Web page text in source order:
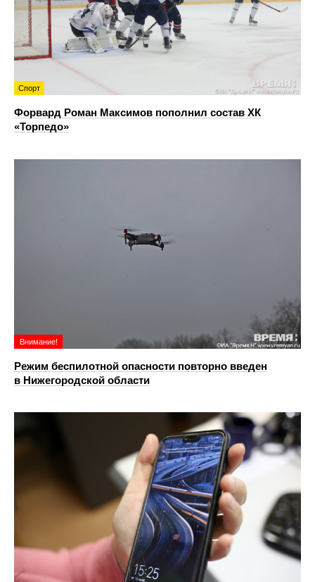
Спорт
Форвард Роман Максимов пополнил состав ХК
«Торпедо»
Внимание!
Режим беспилотной опасности повторно введен
в Нижегородской области